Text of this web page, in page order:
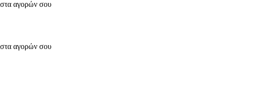
αγορών σου
αγορών σου